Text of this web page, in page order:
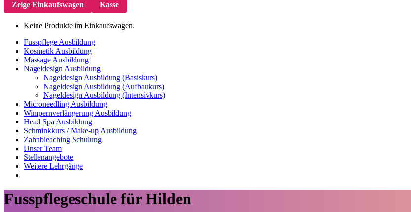
Zeige Einkaufswagen Kasse
Keine Produkte im Einkaufswagen.
Fusspflege Ausbildung
Kosmetik Ausbildung
Massage Ausbildung
Nageldesign Ausbildung
Nageldesign Ausbildung (Basiskurs)
Nageldesign Ausbildung (Aufbaukurs)
Nageldesign Ausbildung (Intensivkurs)
Microneedling Ausbildung
Wimpernverlängerung Ausbildung
Head Spa Ausbildung
Schminkkurs / Make-up Ausbildung
Zahnbleaching Schulung
Unser Team
Stellenangebote
Weitere Lehrgänge
Fusspflegeschule für Hilden